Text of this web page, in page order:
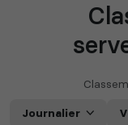
Journalier